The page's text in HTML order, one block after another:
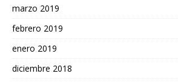
marzo 2019
febrero 2019
enero 2019
diciembre 2018